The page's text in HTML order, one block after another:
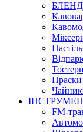
Праски
FM-